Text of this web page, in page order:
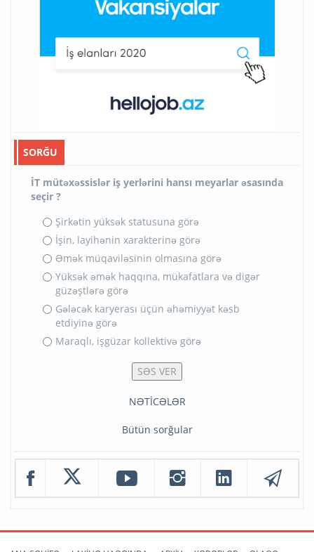
SORĞU
İT mütəxəssislər iş yerlərini hansı meyarlar əsasında
seçir ?
Şirkətin yüksək statusuna görə
İşin, layihənin xarakterinə görə
Əmək müqaviləsinin olmasına görə
Yüksək əmək haqqına, mükafatlara və digər
güzəştlərə görə
Gələcək karyerası üçün əhəmiyyət kəsb
etdiyinə görə
Maraqlı, işgüzar kollektivə görə
NƏTİCƏLƏR
Bütün sorğular